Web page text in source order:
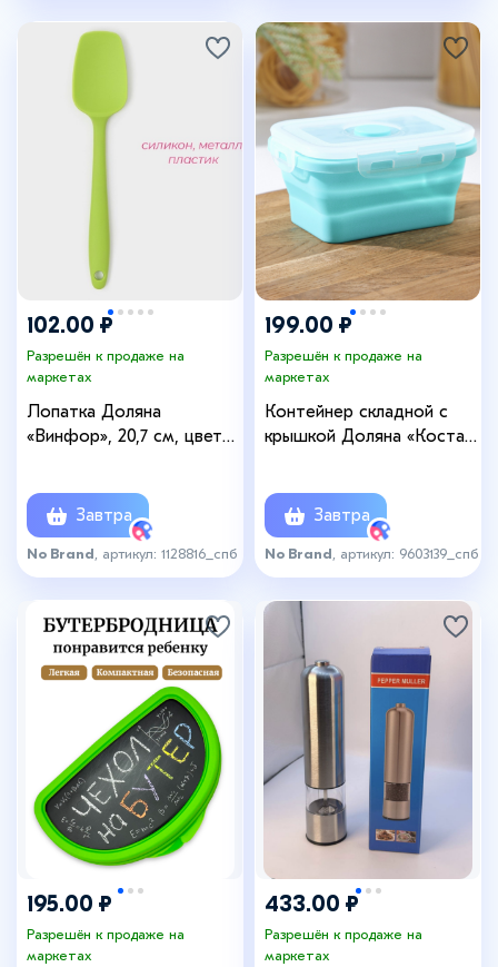
102.00 ₽
Разрешён к продаже на
маркетах
Лопатка Доляна
«Винфор», 20,7 см, цвет
Завтра
No Brand , артикул: 1128816_спб
199.00 ₽
Разрешён к продаже на
маркетах
Контейнер складной с
крышкой Доляна «Коста»,
Завтра
No Brand , артикул: 9603139_спб
195.00 ₽
Разрешён к продаже на
маркетах
433.00 ₽
Разрешён к продаже на
маркетах